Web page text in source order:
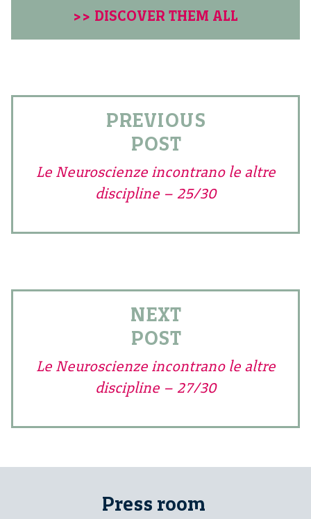
>> DISCOVER THEM ALL
PREVIOUS
POST
Le Neuroscienze incontrano le altre
discipline – 25/30
NEXT
POST
Le Neuroscienze incontrano le altre
discipline – 27/30
Press room